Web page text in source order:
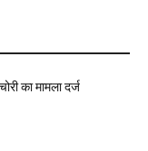
का मामला दर्ज